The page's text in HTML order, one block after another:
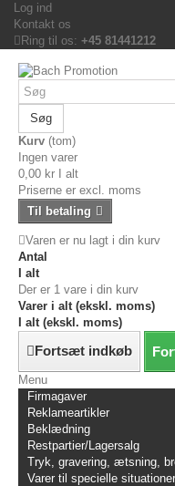
Log ind
Kontakt os
Ring til os: +45 81441212
Søg
Kurv (tom)
Ingen varer
0,00 kr
I alt
Priserne er excl. moms
Til betaling
Varen er nu lagt i din kurv
Antal
I alt
Der er 1 vare i din kurv
Varer i alt (ekskl. moms)
I alt (ekskl. moms)
Fortsæt indkøb
Menu
Firmagaver
Reklameartikler
Beklædning
Restpartier/Lagersalg
Tryk, gravering, ætsning,
Varer til specielle situationer